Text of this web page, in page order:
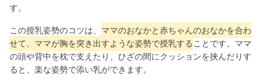
す。
この授乳姿勢のコツは、 ママのおなかと赤ちゃんのおなかを合わ
せて、ママが胸を突き出すような姿勢で授乳する ことです。ママ
の頭や背中を枕で支えたり、ひざの間にクッションを挟んだりす
ると、楽な姿勢で添い乳ができます。